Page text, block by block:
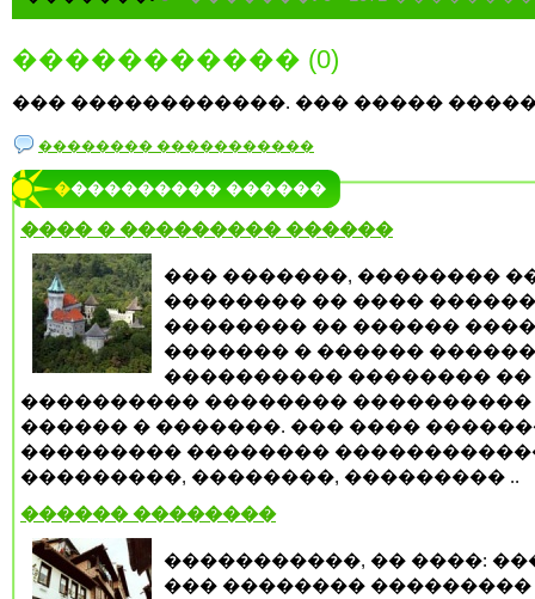
����������� (0)
��� ������������. ��� �����
�������� �����������
���������� ������
���� � ��������� ������
��� �������, ��������
�������� �� ����
�������� �� ������
������� � ������
���������� �������� ��
���������� �������� ����������
������ � �������. ��� ����
��������� ��������
���������, ��������, ��������� ..
������ ��������
�����������, �� ����:
��� �������� ���������